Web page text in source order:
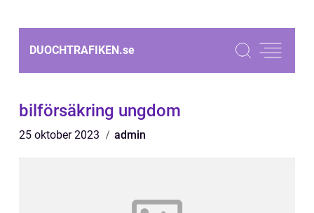
DUOCHTRAFIKEN.se
bilförsäkring ungdom
25 oktober 2023 admin